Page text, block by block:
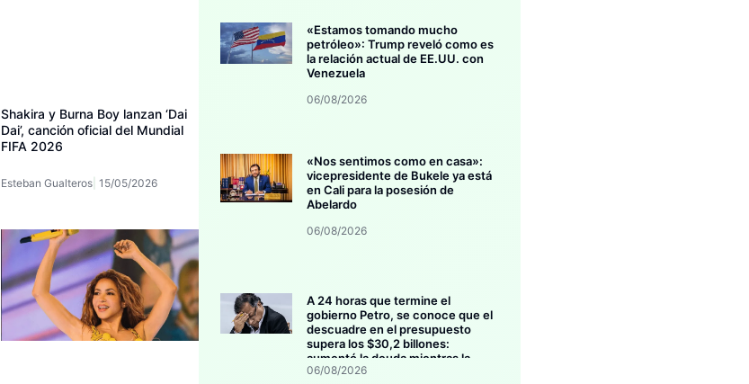
Shakira y Burna Boy lanzan ‘Dai
Dai’, canción oficial del Mundial
FIFA 2026
Esteban Gualteros 15/05/2026
«Estamos tomando mucho
petróleo»: Trump reveló como es
la relación actual de EE.UU. con
Venezuela
06/08/2026
«Nos sentimos como en casa»:
vicepresidente de Bukele ya está
en Cali para la posesión de
Abelardo
06/08/2026
A 24 horas que termine el
gobierno Petro, se conoce que el
descuadre en el presupuesto
supera los $30,2 billones:
aumentó la deuda mientras la
inversión se estanca
06/08/2026